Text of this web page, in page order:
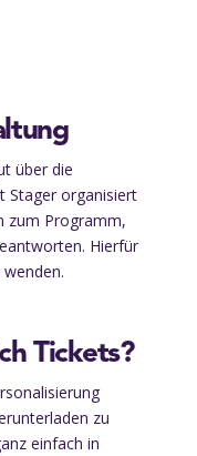
über die
Stager organisiert
zum Programm,
Hierfür
Tickets?
zu
einfach in